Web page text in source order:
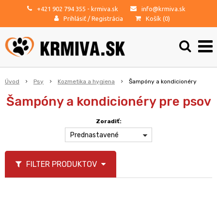
+421 902 794 355 - krmiva.sk
info@krmiva.sk
Prihlásiť / Registrácia Košík (0)
Úvod Psy Kozmetika a hygiena Šampóny a kondicionéry
Šampóny a kondicionéry pre psov
Zoradiť:
Prednastavené
FILTER PRODUKTOV